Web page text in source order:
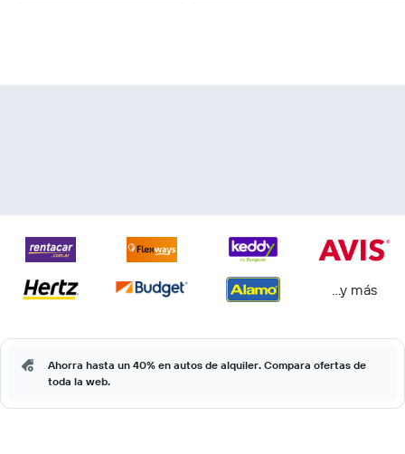
...y más
Ahorra hasta un 40% en autos de alquiler. Compara ofertas de
toda la web.